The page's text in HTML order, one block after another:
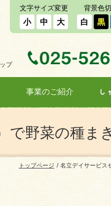
プ
文字サイズ変更
小 中 大
背景色
白 黒
事業のご紹介 し
野菜の種ま
トップページ 名立デイサービス